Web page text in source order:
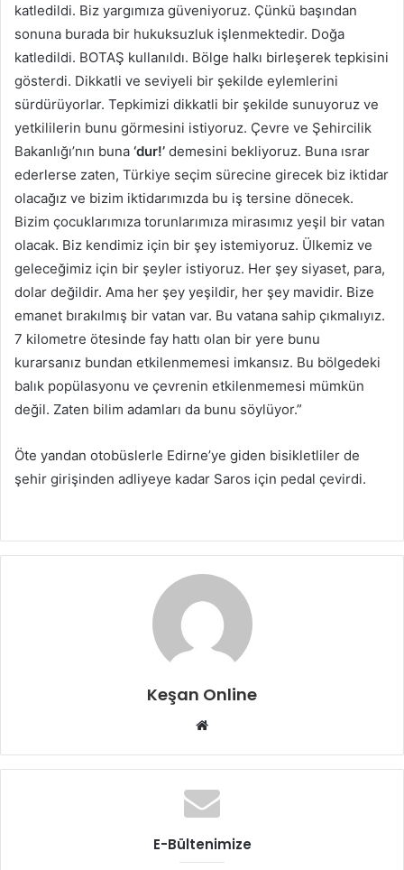
katledildi. Biz yargımıza güveniyoruz. Çünkü başından
sonuna burada bir hukuksuzluk işlenmektedir. Doğa
katledildi. BOTAŞ kullanıldı. Bölge halkı birleşerek tepkisini
gösterdi. Dikkatli ve seviyeli bir şekilde eylemlerini
sürdürüyorlar. Tepkimizi dikkatli bir şekilde sunuyoruz ve
yetkililerin bunu görmesini istiyoruz. Çevre ve Şehircilik
Bakanlığı’nın buna ‘dur!’ demesini bekliyoruz. Buna ısrar
ederlerse zaten, Türkiye seçim sürecine girecek biz iktidar
olacağız ve bizim iktidarımızda bu iş tersine dönecek.
Bizim çocuklarımıza torunlarımıza mirasımız yeşil bir vatan
olacak. Biz kendimiz için bir şey istemiyoruz. Ülkemiz ve
geleceğimiz için bir şeyler istiyoruz. Her şey siyaset, para,
dolar değildir. Ama her şey yeşildir, her şey mavidir. Bize
emanet bırakılmış bir vatan var. Bu vatana sahip çıkmalıyız.
7 kilometre ötesinde fay hattı olan bir yere bunu
kurarsanız bundan etkilenmemesi imkansız. Bu bölgedeki
balık popülasyonu ve çevrenin etkilenmemesi mümkün
değil. Zaten bilim adamları da bunu söylüyor.”
Öte yandan otobüslerle Edirne’ye giden bisikletliler de
şehir girişinden adliyeye kadar Saros için pedal çevirdi.
Keşan Online
Web
E-Bültenimize